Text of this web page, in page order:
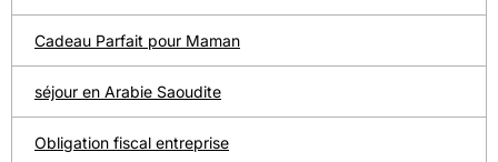
Cadeau Parfait pour Maman
séjour en Arabie Saoudite
Obligation fiscal entreprise